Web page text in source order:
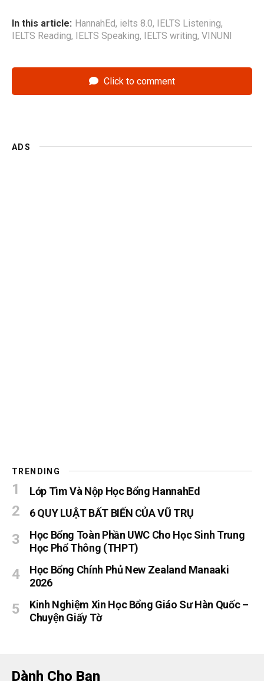
In this article: HannahEd, ielts 8.0, IELTS Listening,
IELTS Reading, IELTS Speaking, IELTS writing, VINUNI
Click to comment
ADS
TRENDING
Lớp Tìm Và Nộp Học Bổng HannahEd
6 QUY LUẬT BẤT BIẾN CỦA VŨ TRỤ
Học Bổng Toàn Phần UWC Cho Học Sinh Trung
Học Phổ Thông (THPT)
Học Bổng Chính Phủ New Zealand Manaaki
2026
Kinh Nghiệm Xin Học Bổng Giáo Sư Hàn Quốc –
Chuyện Giấy Tờ
Dành Cho Bạn